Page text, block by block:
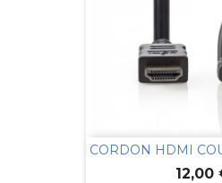
CORDON HDMI
Prix
12,00